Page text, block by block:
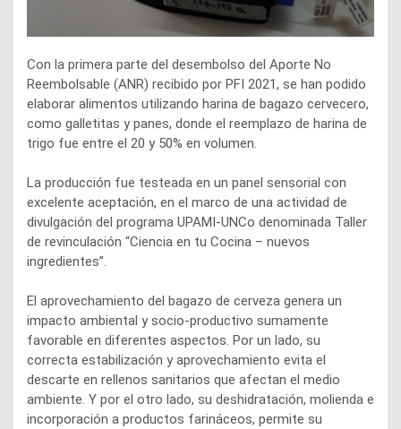
Con la primera parte del desembolso del Aporte No
Reembolsable (ANR) recibido por PFI 2021, se han podido
elaborar alimentos utilizando harina de bagazo cervecero,
como galletitas y panes, donde el reemplazo de harina de
trigo fue entre el 20 y 50% en volumen.
La producción fue testeada en un panel sensorial con
excelente aceptación, en el marco de una actividad de
divulgación del programa UPAMI-UNCo denominada Taller
de revinculación “Ciencia en tu Cocina – nuevos
ingredientes”.
El aprovechamiento del bagazo de cerveza genera un
impacto ambiental y socio-productivo sumamente
favorable en diferentes aspectos. Por un lado, su
correcta estabilización y aprovechamiento evita el
descarte en rellenos sanitarios que afectan el medio
ambiente. Y por el otro lado, su deshidratación, molienda e
incorporación a productos farináceos, permite su